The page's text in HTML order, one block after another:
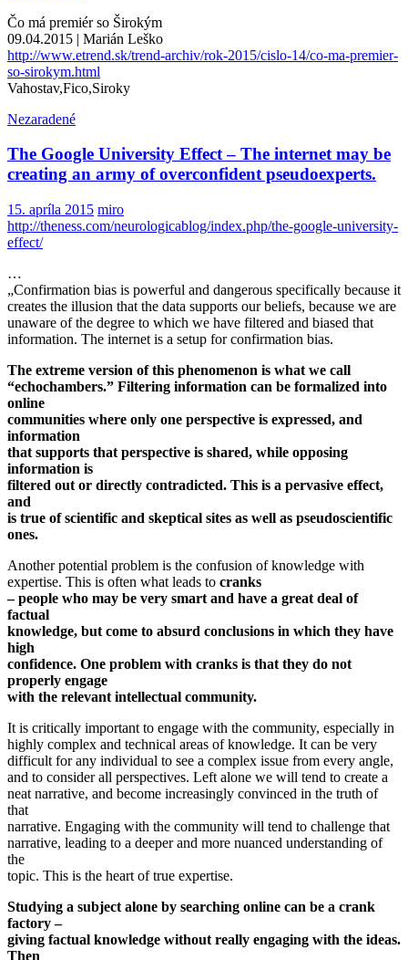
Čo má premiér so Širokým
09.04.2015 | Marián Leško
http://www.etrend.sk/trend-archiv/rok-2015/cislo-14/co-ma-premier-
so-sirokym.html
Vahostav,Fico,Siroky
Nezaradené
The Google University Effect – The internet may be
creating an army of overconfident pseudoexperts.
15. apríla 2015 miro
http://theness.com/neurologicablog/index.php/the-google-university-
effect/
…
„Confirmation bias is powerful and dangerous specifically because it
creates the illusion that the data supports our beliefs, because we are
unaware of the degree to which we have filtered and biased that
information. The internet is a setup for confirmation bias.
The extreme version of this phenomenon is what we call
“echochambers.” Filtering information can be formalized into
online
communities where only one perspective is expressed, and
information
that supports that perspective is shared, while opposing
information is
filtered out or directly contradicted. This is a pervasive effect,
and
is true of scientific and skeptical sites as well as pseudoscientific
ones.
Another potential problem is the confusion of knowledge with
expertise. This is often what leads to cranks
– people who may be very smart and have a great deal of
factual
knowledge, but come to absurd conclusions in which they have
high
confidence. One problem with cranks is that they do not
properly engage
with the relevant intellectual community.
It is critically important to engage with the community, especially in
highly complex and technical areas of knowledge. It can be very
difficult for any individual to see a complex issue from every angle,
and to consider all perspectives. Left alone we will tend to create a
neat narrative, and become increasingly convinced in the truth of
that
narrative. Engaging with the community will tend to challenge that
narrative, leading to a deeper and more nuanced understanding of
the
topic. This is the heart of true expertise.
Studying a subject alone by searching online can be a crank
factory –
giving factual knowledge without really engaging with the ideas.
Then